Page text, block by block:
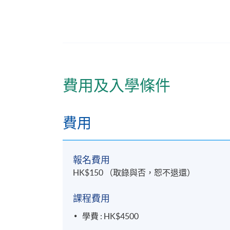
逢周三，6:45pm - 9:45pm
33小時
香港大學專業進修學院教學中心 (銅鑼灣/
費用及入學條件
費用
報名費用
HK$150 （取錄與否，恕不退還）
課程費用
學費 : HK$4500